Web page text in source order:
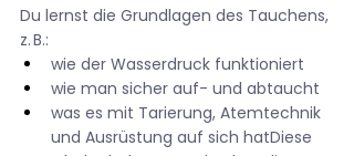
Du lernst die Grundlagen des Tauchens,
z. B.:
wie der Wasserdruck funktioniert
wie man sicher auf- und abtaucht
was es mit Tarierung, Atemtechnik
und Ausrüstung auf sich hatDiese